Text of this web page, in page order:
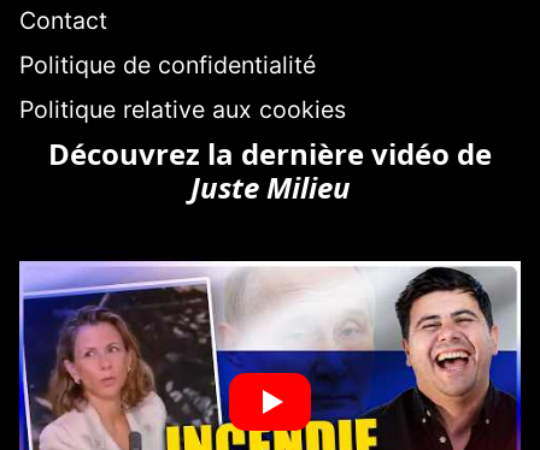
Contact
Politique de confidentialité
Politique relative aux cookies
Découvrez la dernière vidéo de
Juste Milieu